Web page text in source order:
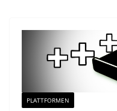
PLATTFORMEN